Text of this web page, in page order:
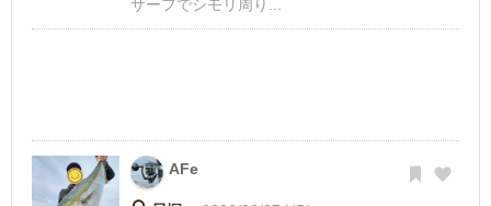
サーフでシモリ周り...
AFe